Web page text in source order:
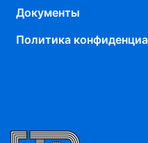
Документы
Политика